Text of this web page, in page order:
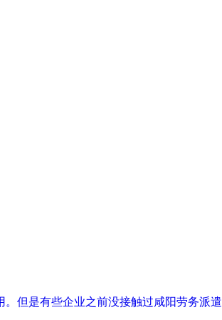
但是有些企业之前没接触过咸阳劳务派遣